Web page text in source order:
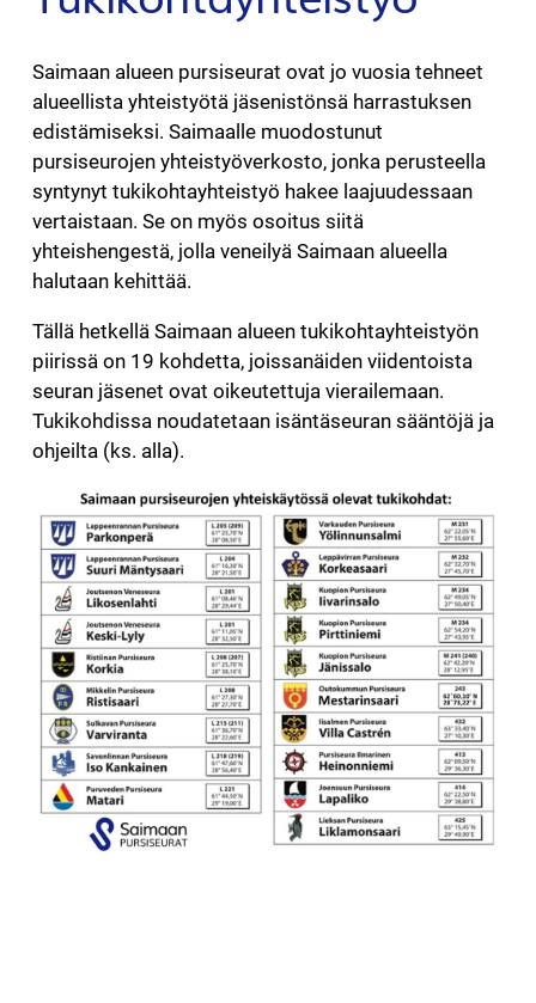
Saimaan alueen pursiseurat ovat jo vuosia tehneet
alueellista yhteistyötä jäsenistönsä harrastuksen
edistämiseksi. Saimaalle muodostunut
pursiseurojen yhteistyöverkosto, jonka perusteella
syntynyt tukikohtayhteistyö hakee laajuudessaan
vertaistaan. Se on myös osoitus siitä
yhteishengestä, jolla veneilyä Saimaan alueella
halutaan kehittää.
Tällä hetkellä Saimaan alueen tukikohtayhteistyön
piirissä on 19 kohdetta, joissanäiden viidentoista
seuran jäsenet ovat oikeutettuja vierailemaan.
Tukikohdissa noudatetaan isäntäseuran sääntöjä ja
ohjeilta (ks. alla).